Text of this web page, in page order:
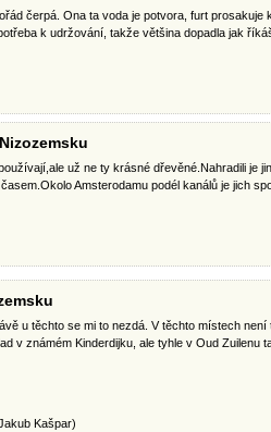
čerpá. Ona ta voda je potvora, furt prosakuje
k udržování, takže většina dopadla jak
už ne ty krásné dřevěné.Nahradili je
Amsterodamu podél kanálů je jich
u těchto se mi to nezdá. V těchto místech
v známém Kinderdijku, ale tyhle v Oud Zuilenu
Kašpar)